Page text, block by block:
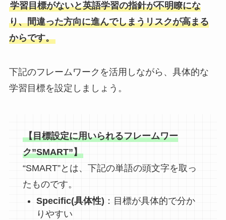
学習目標がないと英語学習の指針が不明瞭にな
り、間違った方向に進んでしまうリスクが高まる
からです。
下記のフレームワークを活用しながら、具体的な
学習目標を設定しましょう。
【目標設定に用いられるフレームワー
ク”SMART”】
“SMART”とは、下記の単語の頭文字を取っ
たものです。
Specific(具体性) ：目標が具体的で分か
りやすい